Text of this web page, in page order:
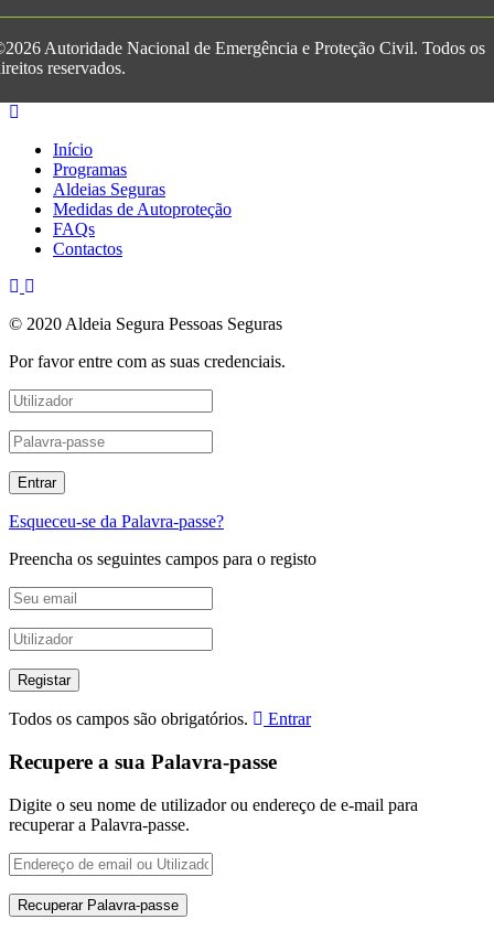
Autoridade Nacional de Emergência e Proteção Civil. Todos os
reservados.
Início
Programas
Aldeias Seguras
Medidas de Autoproteção
FAQs
Contactos
© 2020 Aldeia Segura Pessoas Seguras
Por favor entre com as suas credenciais.
Esqueceu-se da Palavra-passe?
Preencha os seguintes campos para o registo
Todos os campos são obrigatórios. Entrar
Recupere a sua Palavra-passe
Digite o seu nome de utilizador ou endereço de e-mail para
recuperar a Palavra-passe.